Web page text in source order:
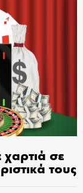
χαρτιά σε
τους